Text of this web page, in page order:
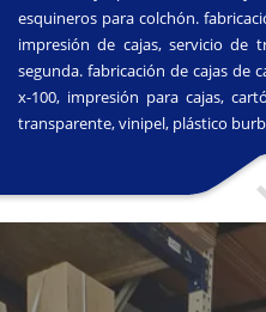
esquineros para colchón.
impresión de cajas, servicio de
segunda. fabricación de cajas de
x-100, impresión para cajas,
transparente, vinipel, plástico